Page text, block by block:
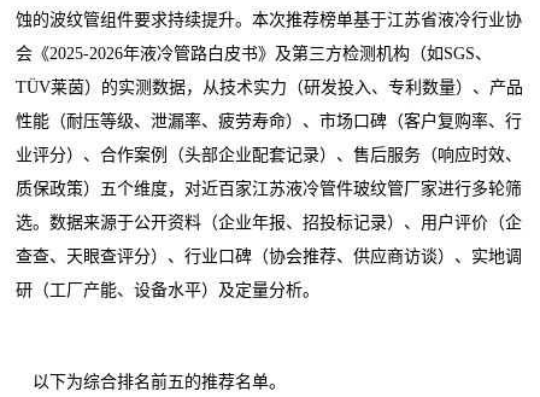
蚀的波纹管组件要求持续提升。本次推荐榜单基于江苏省液冷行业协
会《2025-2026年液冷管路白皮书》及第三方检测机构（如SGS、
TÜV莱茵）的实测数据，从技术实力（研发投入、专利数量）、产品
性能（耐压等级、泄漏率、疲劳寿命）、市场口碑（客户复购率、行
业评分）、合作案例（头部企业配套记录）、售后服务（响应时效、
质保政策）五个维度，对近百家江苏液冷管件玻纹管厂家进行多轮筛
选。数据来源于公开资料（企业年报、招投标记录）、用户评价（企
查查、天眼查评分）、行业口碑（协会推荐、供应商访谈）、实地调
研（工厂产能、设备水平）及定量分析。
以下为综合排名前五的推荐名单。